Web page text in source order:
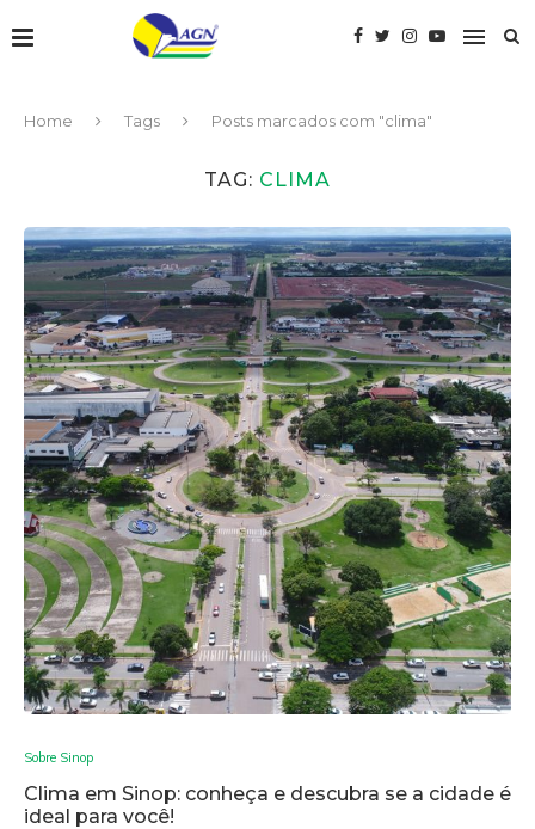
Home Tags Posts marcados com "clima"
TAG: CLIMA
Sobre Sinop
Clima em Sinop: conheça e descubra se a cidade é
ideal para você!